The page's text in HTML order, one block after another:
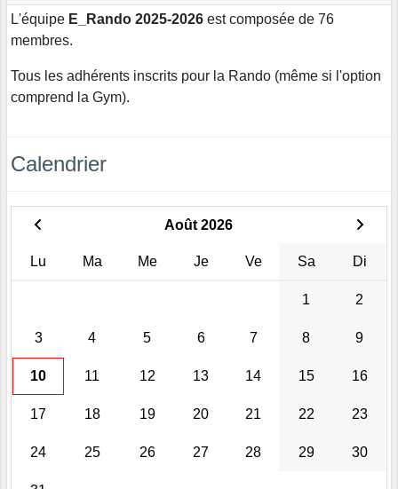
L'équipe E_Rando 2025-2026 est composée de 76
membres.
Tous les adhérents inscrits pour la Rando (même si l'option
comprend la Gym).
Calendrier
Août 2026
Lu Ma Me Je Ve Sa Di
1 2
3 4 5 6 7 8 9
10 11 12 13 14 15 16
17 18 19 20 21 22 23
24 25 26 27 28 29 30